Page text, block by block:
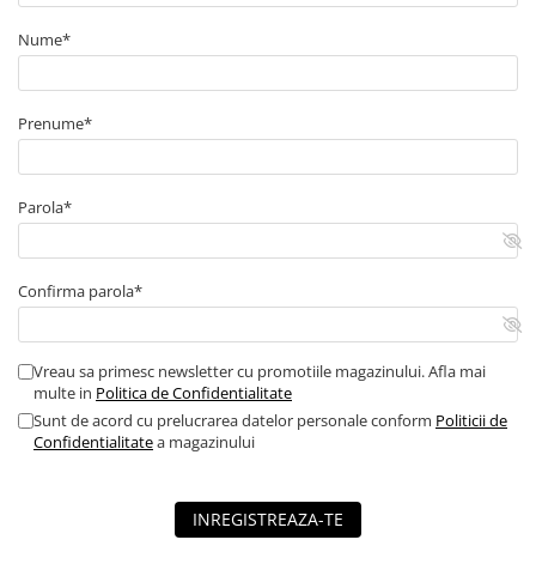
Nume*
Prenume*
Parola*
Confirma parola*
Vreau sa primesc newsletter cu promotiile magazinului. Afla mai
multe in Politica de Confidentialitate
Sunt de acord cu prelucrarea datelor personale conform Politicii de
Confidentialitatea magazinului
INREGISTREAZA-TE